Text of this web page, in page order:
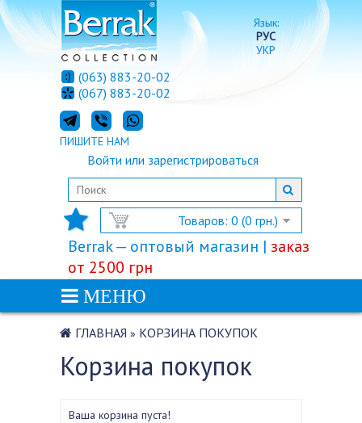
Язык:
РУС
УКР
Товаров: 0 (0 грн.)
Войти или зарегистрироваться
(063) 883-20-02
(067) 883-20-02
ПИШИТЕ НАМ
Berrak — оптовый магазин | заказ
от 2500 грн
МЕНЮ
ГЛАВНАЯ » КОРЗИНА ПОКУПОК
Корзина покупок
Ваша корзина пуста!